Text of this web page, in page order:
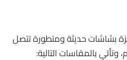
2026 مجهزة بشاشات حديثة ومتطورة تتصل
بالمقاسات التالية: